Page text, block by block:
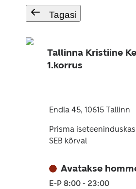
Tagasi
Tallinna Kristiine
1.korrus
Endla 45, 10615 Tallinn
Prisma
SEB kõrval
Avatakse
E-P 8:00 - 23:00